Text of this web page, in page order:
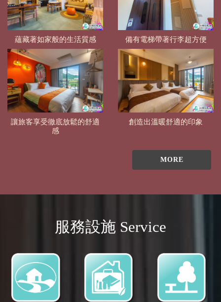
蘊藏著如家般的生活質感 備有電梯帶著行李超方便
讓旅客享受徹底放鬆的舒適
感
創造出溫暖舒適的印象
MORE
服務設施 Service